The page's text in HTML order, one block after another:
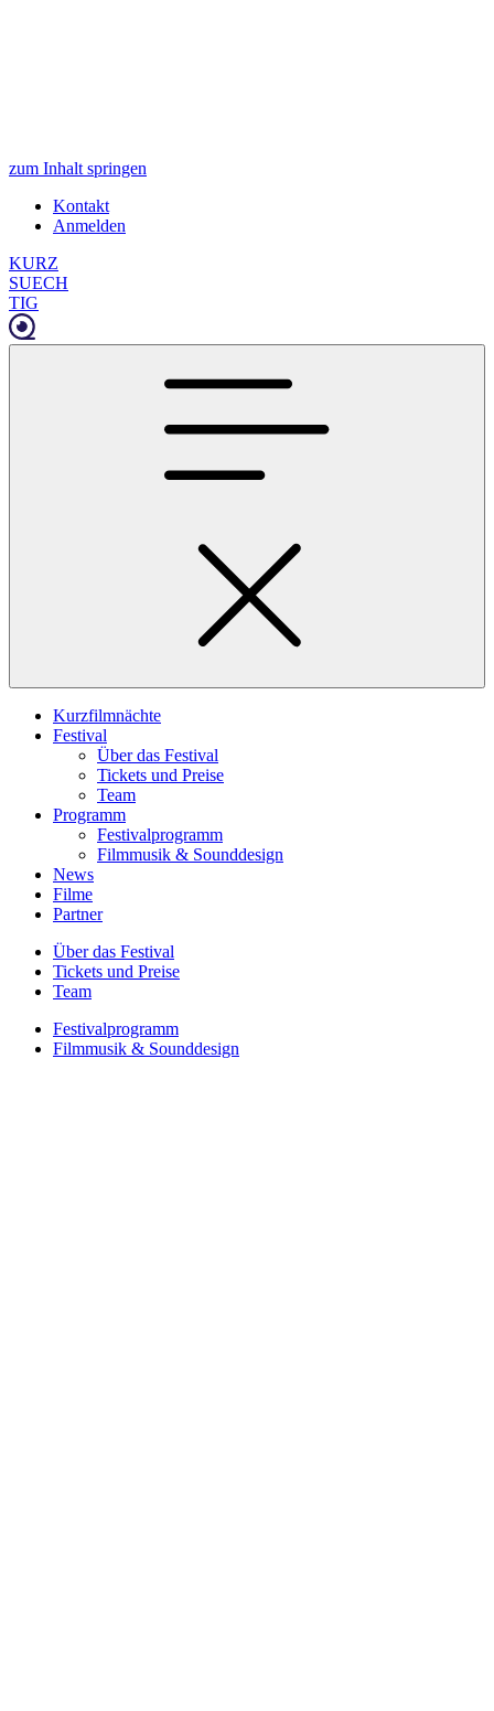
zum Inhalt springen
Kontakt
Anmelden
KURZ
SUECH
TIG
Kurzfilmnächte
Festival
Über das Festival
Tickets und Preise
Team
Programm
Festivalprogramm
Filmmusik & Sounddesign
News
Filme
Partner
Über das Festival
Tickets und Preise
Team
Festivalprogramm
Filmmusik & Sounddesign